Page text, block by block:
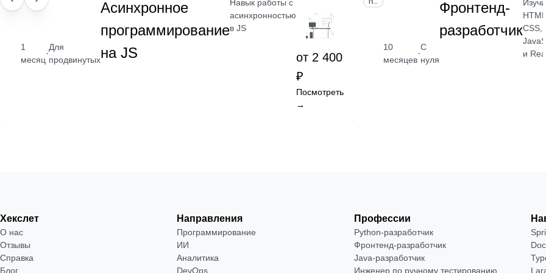
НАВЫК
1
месяц
·
Для
продвинутых
Асинхронное
программирование
на JS
Навык работы с
асинхронностью
в JS
от 2 400
₽
Посмотреть
→
10
месяцев
·
С
нуля
Фронтенд-
разработчик
HTML,
CSS,
и
Хекслет
О нас
Отзывы
Справка
Блог
Направления
Программирование
ИИ
Аналитика
DevOps
Профессии
Python-разработчик
Фронтенд-разработчик
Java-разработчик
Инженер по ручному тестированию